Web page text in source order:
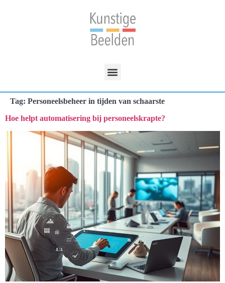
Tag: Personeelsbeheer in tijden van schaarste
Hoe helpt automatisering bij personeelskrapte?